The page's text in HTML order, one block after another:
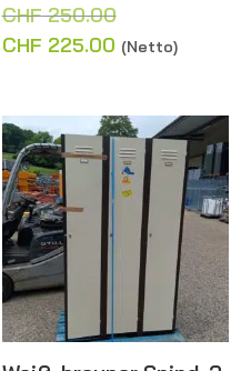
CHF250.00
Preis
CHF 225.00Aktueller
CHF 225.00.
(Netto)